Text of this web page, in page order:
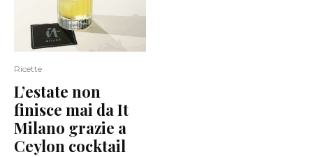
Ricette
L’estate non
finisce mai da It
Milano grazie a
Ceylon cocktail